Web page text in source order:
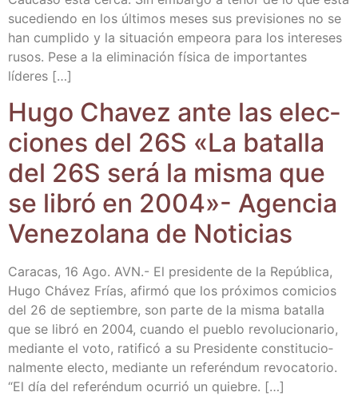
suce­dien­do en los últi­mos meses sus pre­vi­sio­nes no se
han cum­pli­do y la situa­ción empeo­ra para los intere­ses
rusos. Pese a la eli­mi­na­ción físi­ca de impor­tan­tes
líderes […]
Hugo Cha­vez ante las elec­
cio­nes del 26S «La bata­lla
del 26S será la mis­ma que
se libró en 2004»- Agen­cia
Vene­zo­la­na de Noticias
Cara­cas, 16 Ago. AVN.- El pre­si­den­te de la Repú­bli­ca,
Hugo Chá­vez Frías, afir­mó que los pró­xi­mos comi­cios
del 26 de sep­tiem­bre, son par­te de la mis­ma bata­lla
que se libró en 2004, cuan­do el pue­blo revo­lu­cio­na­rio,
median­te el voto, rati­fi­có a su Pre­si­den­te cons­ti­tu­cio­
nal­men­te elec­to, median­te un refe­rén­dum revo­ca­to­rio.
“El día del refe­rén­dum ocu­rrió un quiebre. […]